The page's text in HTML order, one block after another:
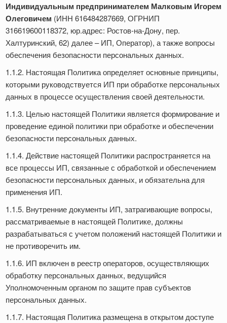
Индивидуальным предпринимателем Малковым Игорем
Олеговичем (ИНН 616484287669, ОГРНИП
316619600118372, юр.адрес: Ростов-на-Дону, пер.
Халтуринский, 62) далее – ИП, Оператор), а также вопросы
обеспечения безопасности персональных данных.
1.1.2. Настоящая Политика определяет основные принципы,
которыми руководствуется ИП при обработке персональных
данных в процессе осуществления своей деятельности.
1.1.3. Целью настоящей Политики является формирование и
проведение единой политики при обработке и обеспечении
безопасности персональных данных.
1.1.4. Действие настоящей Политики распространяется на
все процессы ИП, связанные с обработкой и обеспечением
безопасности персональных данных, и обязательна для
применения ИП.
1.1.5. Внутренние документы ИП, затрагивающие вопросы,
рассматриваемые в настоящей Политике, должны
разрабатываться с учетом положений настоящей Политики и
не противоречить им.
1.1.6. ИП включен в реестр операторов, осуществляющих
обработку персональных данных, ведущийся
Уполномоченным органом по защите прав субъектов
персональных данных.
1.1.7. Настоящая Политика размещена в открытом доступе